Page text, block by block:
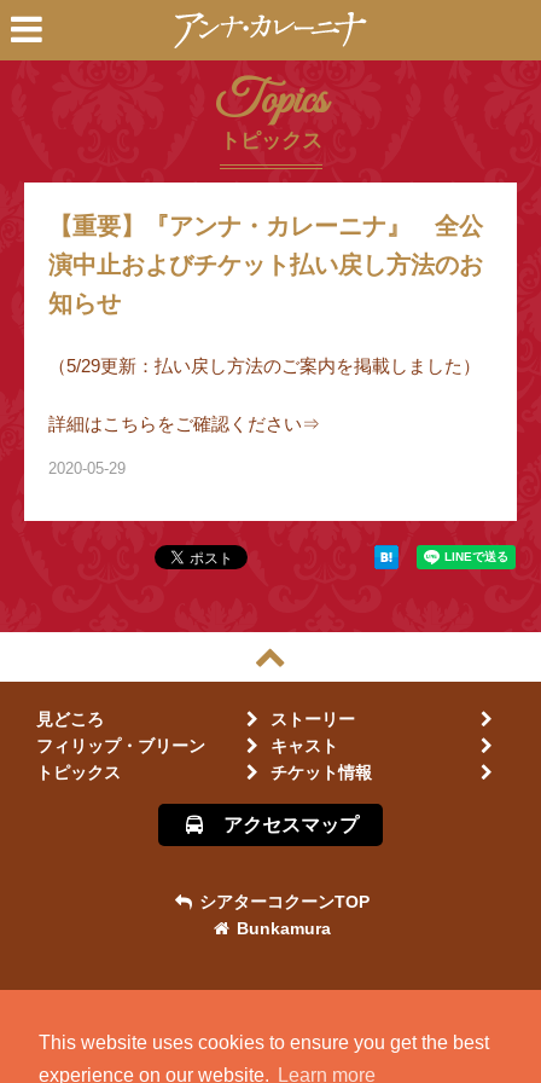
This website uses cookies to ensure you get the best
experience on our website.
Learn more
Topics
トピックス
【重要】『アンナ・カレーニナ』 全公
演中止およびチケット払い戻し方法のお
知らせ
（5/29更新：払い戻し方法のご案内を掲載しました）
詳細はこちらをご確認ください⇒
2020-05-29
見どころ
ストーリー
フィリップ・ブリーン
キャスト
トピックス
チケット情報
アクセスマップ
シアターコクーンTOP
Bunkamura